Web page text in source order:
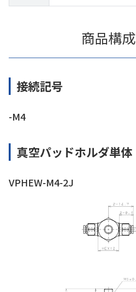
商品構成
接続記号
-M4
真空パッドホルダ単体
VPHEW-M4-2J